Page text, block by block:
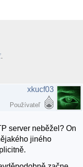
xkucf03
Používateľ
server neběžel? On
jiného